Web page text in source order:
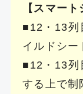
【スマー
■12・13列
イルドシー
■12・13列
する上で制